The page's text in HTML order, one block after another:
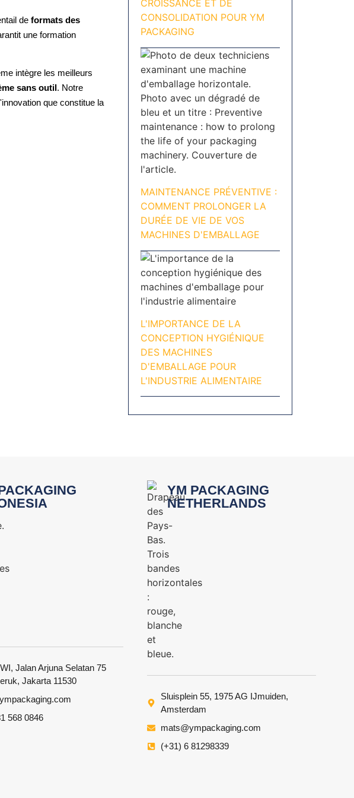
de formats des
une formation
intègre les meilleurs
sans outil. Notre
que constitue la
CROISSANCE ET DE
CONSOLIDATION POUR YM
PACKAGING
MAINTENANCE PRÉVENTIVE :
COMMENT PROLONGER LA
DURÉE DE VIE DE VOS
MACHINES D'EMBALLAGE
L'IMPORTANCE DE LA
CONCEPTION HYGIÉNIQUE
DES MACHINES
D'EMBALLAGE POUR
L'INDUSTRIE ALIMENTAIRE
Jalan Arjuna Selatan 75
Jakarta 11530
568 0846
YM PACKAGING
NETHERLANDS
Sluisplein 55, 1975 AG IJmuiden,
Amsterdam
mats@ympackaging.com
(+31) 6 81298339